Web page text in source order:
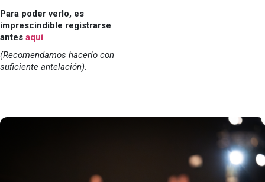
Para poder verlo, es
imprescindible registrarse
antes aquí
(Recomendamos hacerlo con
suficiente antelación).